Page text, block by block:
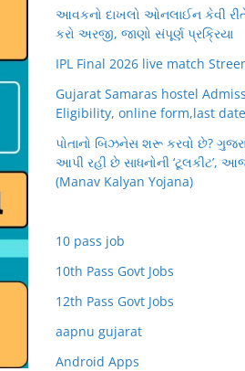
આવકનો દાખલો ઓનલાઈન કેવી રીતે
કરો અરજી, જાણો સંપૂર્ણ પ્રક્રિયા
IPL Final 2026 live match
Gujarat Samaras hostel
Eligibility, online form,last
પોતાનો બિઝનેસ શરૂ કરવો છે?
આપી રહી છે સાધનોની ‘ટૂલકીટ’,
(Manav Kalyan Yojana)
10 pass job
10th Pass Govt Jobs
12th Pass Govt Jobs
aapnu gujarat
Android Apps